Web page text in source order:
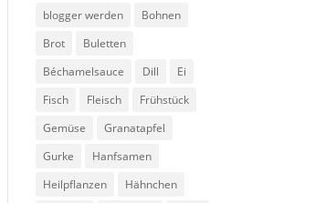
blogger werden
Bohnen
Brot
Buletten
Béchamelsauce
Dill
Ei
Fisch
Fleisch
Frühstück
Gemüse
Granatapfel
Gurke
Hanfsamen
Heilpflanzen
Hähnchen